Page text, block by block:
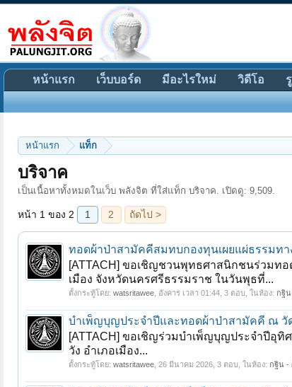
หน้าแรก แท็ก
บริจาค
เป็นเนื้อหาทั้งหมดในเว็บ พลังจิต ที่ใส่แท็ก บริจาค. เปิดดู: 9,509.
หน้า 1 ของ 2 1 2 ถัดไป >
ทอดผ้าป่าสามัคคีสมทบกองทุนเผยแผ่ธรรมท
[ATTACH] ขอเชิญชวนพุทธศาสนิกชนร่วมท
เมือง จังหวัดนครศรีธรรมราช ในวันพุธที่...
ตั้งกระทู้โดย: watsritawee อังคาร เวลา 01:44 , 3 ตอบ, ในห้อง: กฐิ
บำเพ็ญบุญประจำปีและทอดผ้าป่าสามัคคี ณ วั
[ATTACH] ขอเชิญร่วมบำเพ็ญบุญประจำปีอุทิ
วัง อำเภอเมือง...
ตั้งกระทู้โดย: watsritawee 26 มีนาคม 2026 , 3 ตอบ, ในห้อง: กฐิน -
หน้าแรก เว็บบอร์ด มีอะไรใหม่ วิดีโอ